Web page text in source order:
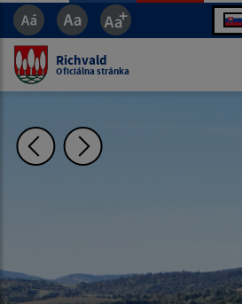
Richvald
Oficiálna stránka